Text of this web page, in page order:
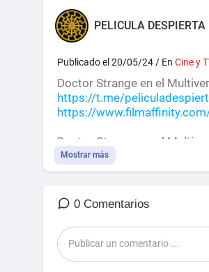
PELICULA DESPIERTA
Publicado el 20/05/24 / En Cine y
⁣Doctor Strange en el
https://t.me/
https://
Doctor Strange en el
https://t.me/
https://
Mostrar más
0 Comentarios